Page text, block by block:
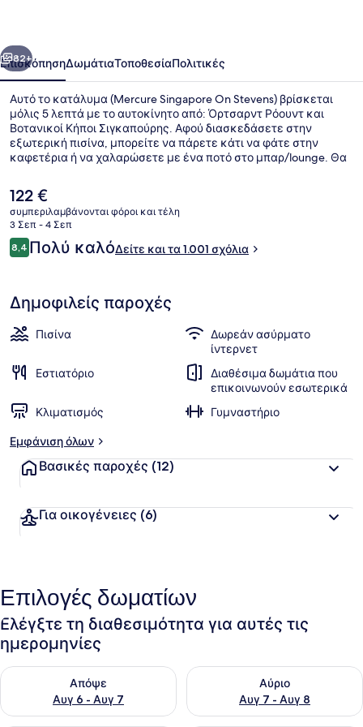
Επόμενο
82+
ΕπισκόπησηΔωμάτιαΤοποθεσίαΠολιτικές
Αυτό το κατάλυμα (Mercure Singapore On Stevens) βρίσκεται
μόλις 5 λεπτά με το αυτοκίνητο από: Όρτσαρντ Ρόουντ και
Βοτανικοί Κήποι Σιγκαπούρης. Αφού διασκεδάσετε στην
εξωτερική πισίνα, μπορείτε να πάρετε κάτι να φάτε στην
καφετέρια ή να χαλαρώσετε με ένα ποτό στο μπαρ/lounge. Θα
γυμναστήριο που είναι ανοιχτό όλο το 24ωρο και γυμναστήριο.
Άλλοι ταξιδιώτες λατρεύουν το εξυπηρετικό προσωπικό και τη
συνολική κατάσταση του καταλύματος. Το κατάλυμα βρίσκεται
πολύ κοντά με τα πόδια από τα μέσα μαζικής μεταφοράς: το
σημείο επιβίβασης Σταθμός Stevens βρίσκεται σε απόσταση 10
λεπτών.
Η
τρέχουσα
τιμή
είναι
122 €
122 €
συμπεριλαμβάνονται φόροι και τέλη
3 Σεπ - 4 Σεπ
Σχόλια
8,48,4 στα 10
Πολύ καλόΔείτε και τα 1.001 σχόλια
Δημοφιλείς παροχές
Πισίνα
Δωρεάν ασύρματο
ίντερνετ
Εστιατόριο
Διαθέσιμα δωμάτια που
επικοινωνούν εσωτερικά
Κλιματισμός
Γυμναστήριο
Εμφάνιση όλων
Βασικές παροχές (12)
Για οικογένειες (6)
Επιλογές δωματίων
Ελέγξτε τη διαθεσιμότητα για αυτές τις
ημερομηνίες
Απόψε
Αυγ 6 - Αυγ 7
Έλεγχος διαθεσιμότητας για απόψε Αυγ 6 - Αυγ 7
Αύριο
Αυγ 7 - Αυγ 8
Έλεγχος διαθεσιμότητας